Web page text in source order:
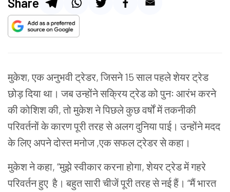
मुकेश, एक अनुभवी ट्रेडर, जिसने 15 साल पहले शेयर ट्रेड
छोड़ दिया था। जब उन्होंने सक्रिय ट्रेड को पुनः आरंभ करने
की कोशिश की, तो मुकेश ने पिछले कुछ वर्षों में तकनीकी
परिवर्तनों के कारण पूरी तरह से अलग दुनिया पाई। उन्होंने मदद
के लिए अपने दोस्त मनोज ,एक सफल ट्रेडर से कहा।
मुकेश ने कहा, “मुझे स्वीकार करना होगा, शेयर ट्रेड में गहरे
परिवर्तन हुए है। बहुत सारी चीजें पूरी तरह से नई हैं। “मैं भारत